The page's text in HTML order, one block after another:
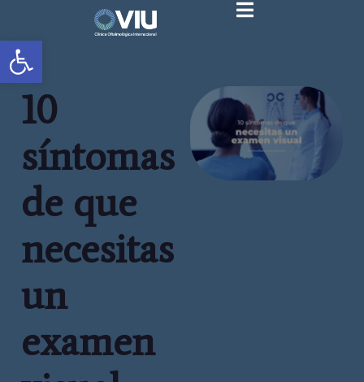
Abrir barra de herramientas
10
síntomas
de que
necesitas
un
examen